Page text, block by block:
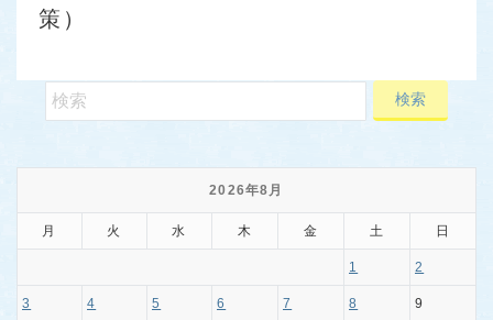
策）
2026年8月
月 火 水 木 金 土 日
1 2
3 4 5 6 7 8 9